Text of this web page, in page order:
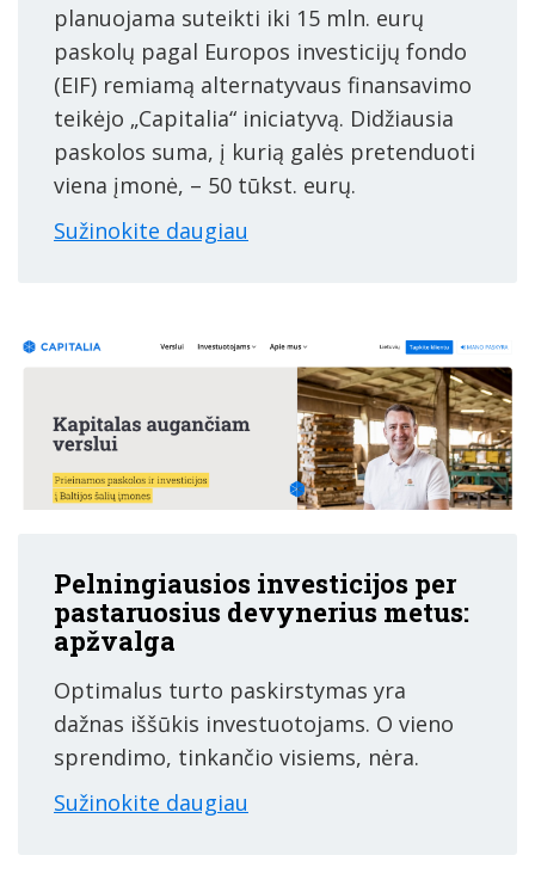
planuojama suteikti iki 15 mln. eurų
paskolų pagal Europos investicijų fondo
(EIF) remiamą alternatyvaus finansavimo
teikėjo „Capitalia“ iniciatyvą. Didžiausia
paskolos suma, į kurią galės pretenduoti
viena įmonė, – 50 tūkst. eurų.
Sužinokite daugiau
Pelningiausios investicijos per
pastaruosius devynerius metus:
apžvalga
Optimalus turto paskirstymas yra
dažnas iššūkis investuotojams. O vieno
sprendimo, tinkančio visiems, nėra.
Sužinokite daugiau